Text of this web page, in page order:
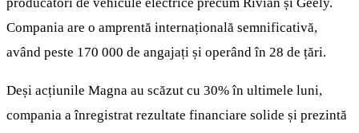
Compania are o amprentă internațională semnificativă,
având peste 170 000 de angajați și operând în 28 de țări.
Deși acțiunile Magna au scăzut cu 30% în ultimele luni,
compania a înregistrat rezultate financiare solide și prezintă